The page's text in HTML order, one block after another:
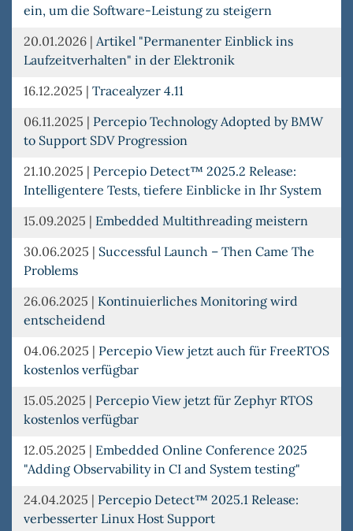
ein, um die Software-Leistung zu steigern
20.01.2026 | Artikel "Permanenter Einblick ins
Laufzeitverhalten" in der Elektronik
16.12.2025 | Tracealyzer 4.11
06.11.2025 | Percepio Technology Adopted by BMW
to Support SDV Progression
21.10.2025 | Percepio Detect™ 2025.2 Release:
Intelligentere Tests, tiefere Einblicke in Ihr System
15.09.2025 | Embedded Multithreading meistern
30.06.2025 | Successful Launch – Then Came The
Problems
26.06.2025 | Kontinuierliches Monitoring wird
entscheidend
04.06.2025 | Percepio View jetzt auch für FreeRTOS
kostenlos verfügbar
15.05.2025 | Percepio View jetzt für Zephyr RTOS
kostenlos verfügbar
12.05.2025 | Embedded Online Conference 2025
"Adding Observability in CI and System testing"
24.04.2025 | Percepio Detect™ 2025.1 Release:
verbesserter Linux Host Support